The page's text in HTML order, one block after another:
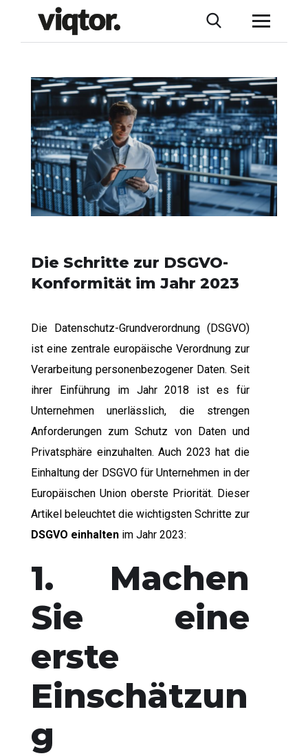
Die Schritte zur DSGVO-
Konformität im Jahr 2023
Die Datenschutz-Grundverordnung (DSGVO)
ist eine zentrale europäische Verordnung zur
Verarbeitung personenbezogener Daten. Seit
ihrer Einführung im Jahr 2018 ist es für
Unternehmen unerlässlich, die strengen
Anforderungen zum Schutz von Daten und
Privatsphäre einzuhalten. Auch 2023 hat die
Einhaltung der DSGVO für Unternehmen in der
Europäischen Union oberste Priorität. Dieser
Artikel beleuchtet die wichtigsten Schritte zur
DSGVO einhalten im Jahr 2023:
1. Machen
Sie eine
erste
Einschätzun
g